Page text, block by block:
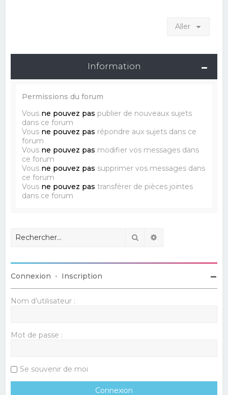
Aller
Information
Permissions du forum
Vous ne pouvez pas publier de nouveaux sujets
dans ce forum
Vous ne pouvez pas répondre aux sujets dans ce
forum
Vous ne pouvez pas modifier vos messages dans
ce forum
Vous ne pouvez pas supprimer vos messages dans
ce forum
Vous ne pouvez pas transférer de pièces jointes
dans ce forum
Rechercher
Connexion • Inscription
Nom d’utilisateur :
Mot de passe :
Se souvenir de moi